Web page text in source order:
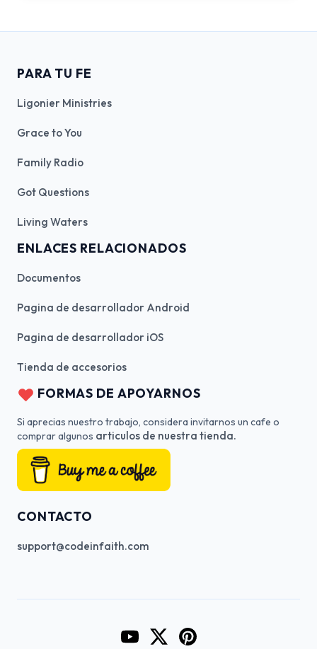
PARA TU FE
Ligonier Ministries
Grace to You
Family Radio
Got Questions
Living Waters
ENLACES RELACIONADOS
Documentos
Pagina de desarrollador Android
Pagina de desarrollador iOS
Tienda de accesorios
FORMAS DE APOYARNOS
Si aprecias nuestro trabajo, considera invitarnos un cafe o
comprar algunos articulos de nuestra tienda.
CONTACTO
support@codeinfaith.com